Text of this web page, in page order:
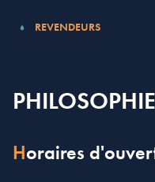
REVENDEURS
Horaires